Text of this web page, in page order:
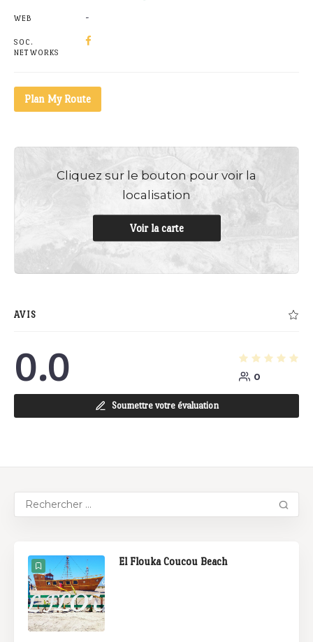
WEB -
SOC.
NETWORKS
Plan My Route
Cliquez sur le bouton pour voir la
localisation
Voir la carte
AVIS
0.0 0
Soumettre votre évaluation
El Flouka Coucou Beach